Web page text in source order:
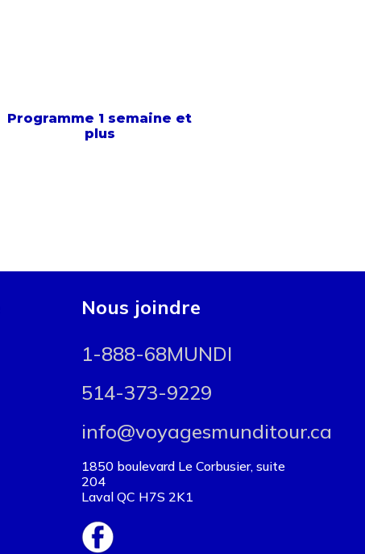
Programme 1 semaine et
plus
Nous joindre
1-888-68MUNDI
514-373-9229
info@voyagesmunditour.ca
1850 boulevard Le Corbusier, suite
204
Laval QC H7S 2K1